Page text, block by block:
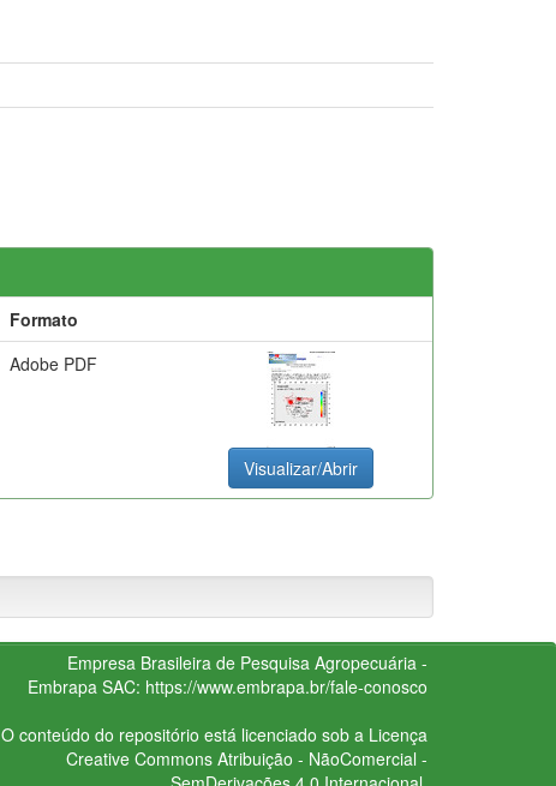
Formato
Adobe PDF
Visualizar/Abrir
Empresa Brasileira de Pesquisa Agropecuária -
Embrapa SAC: https://www.embrapa.br/fale-conosco
O conteúdo do repositório está licenciado sob a Licença
Creative CommonsAtribuição - NãoComercial -